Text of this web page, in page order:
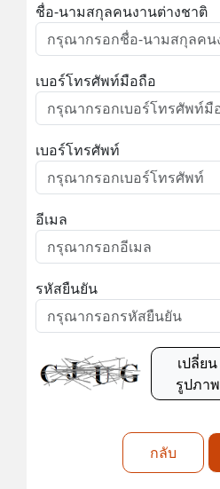
ชื่อ-นามสกุลคนงานต่างชาติ
เบอร์โทรศัพท์มือถือ
เบอร์โทรศัพท์
อีเมล
รหัสยืนยัน
เปลี่ยน
รูปภาพ
กลับ